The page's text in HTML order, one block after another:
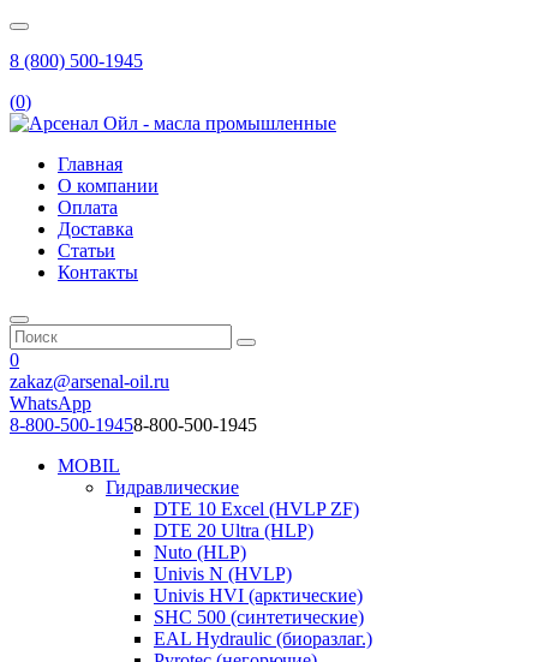
8 (800) 500-1945
(0)
Главная
О компании
Оплата
Доставка
Статьи
Контакты
0
zakaz@arsenal-oil.ru
WhatsApp
8-800-500-19458-800-500-1945
MOBIL
Гидравлические
DTE 10 Excel (HVLP ZF)
DTE 20 Ultra (HLP)
Nuto (HLP)
Univis N (HVLP)
Univis HVI (арктические)
SHC 500 (синтетические)
EAL Hydraulic (биоразлаг.)